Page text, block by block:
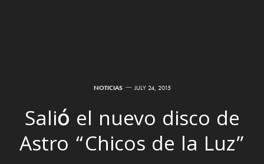
NOTICIAS JULY 24, 2015
Salió el nuevo disco de
Astro “Chicos de la Luz”